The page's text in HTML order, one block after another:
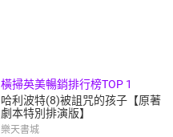
橫掃英美暢銷排行榜TOP 1
哈利波特(8)被詛咒的孩子【原著
劇本特別排演版】
樂天書城